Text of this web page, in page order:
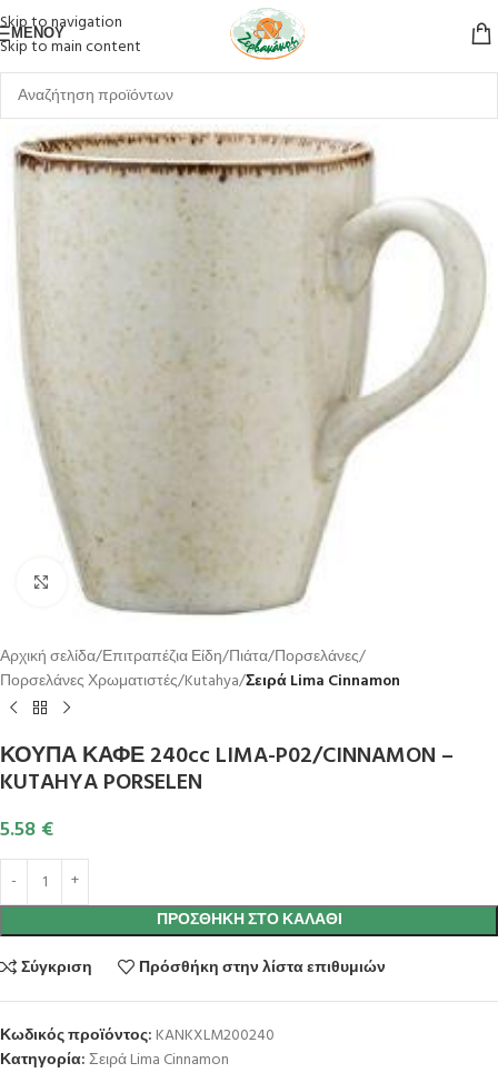
Skip to navigation
Skip to main content
ΜΕΝΟΎ
Κλικ για μεγέθυνση
Αρχική σελίδα Επιτραπέζια Είδη Πιάτα Πορσελάνες
Πορσελάνες Χρωματιστές Kutahya Σειρά Lima Cinnamon
ΚΟΥΠΑ ΚΑΦΕ 240cc LIMA-P02/CINNAMON –
KUTAHYA PORSELEN
5.58 €
ΠΡΟΣΘΉΚΗ ΣΤΟ ΚΑΛΆΘΙ
Σύγκριση
Πρόσθήκη στην λίστα επιθυμιών
Κωδικός προϊόντος: KANKXLM200240
Κατηγορία:Σειρά Lima Cinnamon